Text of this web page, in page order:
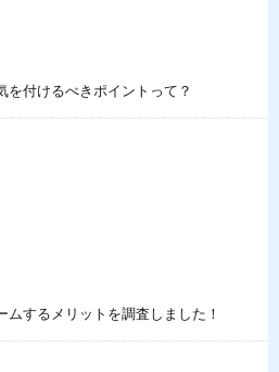
を付けるべきポイントって？
するメリットを調査しました！